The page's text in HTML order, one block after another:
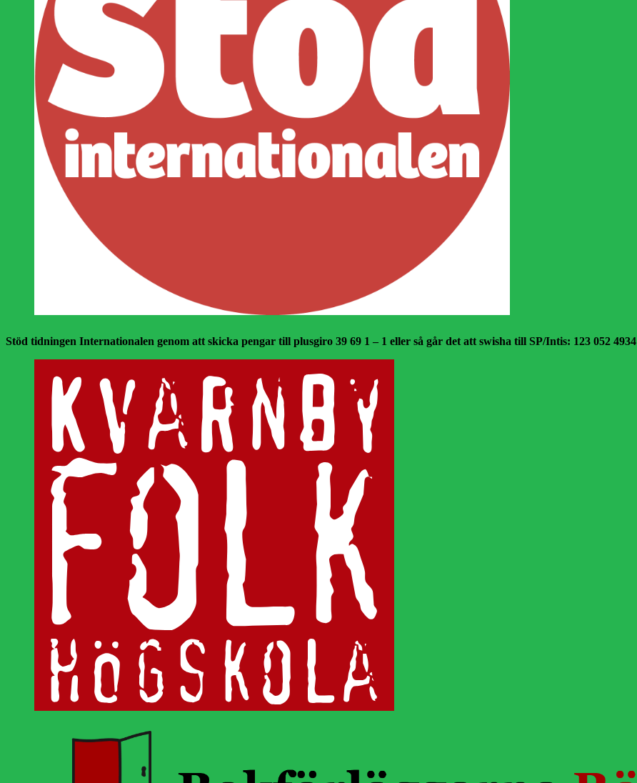
Stöd tidningen Internationalen genom att skicka pengar till plusgiro 39 69 1 – 1 eller så går det att swisha till SP/Intis: 123 052 4934